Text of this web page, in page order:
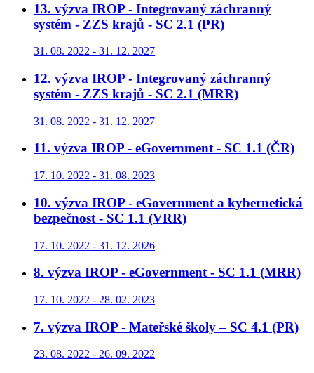
13. výzva IROP - Integrovaný záchranný
systém - ZZS krajů - SC 2.1 (PR)
31. 08. 2022 - 31. 12. 2027
12. výzva IROP - Integrovaný záchranný
systém - ZZS krajů - SC 2.1 (MRR)
31. 08. 2022 - 31. 12. 2027
11. výzva IROP - eGovernment - SC 1.1 (ČR)
17. 10. 2022 - 31. 08. 2023
10. výzva IROP - eGovernment a kybernetická
bezpečnost - SC 1.1 (VRR)
17. 10. 2022 - 31. 12. 2026
8. výzva IROP - eGovernment - SC 1.1 (MRR)
17. 10. 2022 - 28. 02. 2023
7. výzva IROP - Mateřské školy – SC 4.1 (PR)
23. 08. 2022 - 26. 09. 2022